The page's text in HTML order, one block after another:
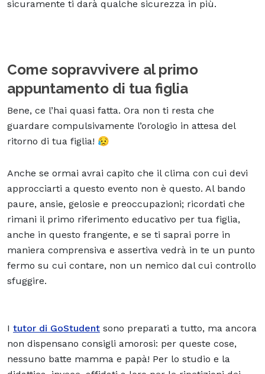
sicuramente ti darà qualche sicurezza in più.
Come sopravvivere al primo
appuntamento di tua figlia
Bene, ce l’hai quasi fatta. Ora non ti resta che
guardare compulsivamente l’orologio in attesa del
ritorno di tua figlia! 😥
Anche se ormai avrai capito che il clima con cui devi
approcciarti a questo evento non è questo. Al bando
paure, ansie, gelosie e preoccupazioni; ricordati che
rimani il primo riferimento educativo per tua figlia,
anche in questo frangente, e se ti saprai porre in
maniera comprensiva e assertiva vedrà in te un punto
fermo su cui contare, non un nemico dal cui controllo
sfuggire.
I tutor di GoStudent sono preparati a tutto, ma ancora
non dispensano consigli amorosi: per queste cose,
nessuno batte mamma e papà! Per lo studio e la